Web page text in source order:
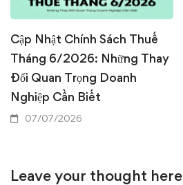
Cập Nhật Chính Sách Thuế
Tháng 6/2026: Những Thay
Đổi Quan Trọng Doanh
Nghiệp Cần Biết
07/07/2026
Leave your thought here